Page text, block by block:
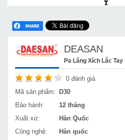
DEASAN
Pa Lăng Xích Lắc
0 đánh giá
Mã sản phẩm:
D30
Bảo hành:
12 tháng
Xuất xứ:
Hàn Quốc
Công nghệ:
Hàn quốc